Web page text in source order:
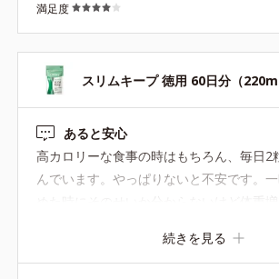
す。
満足度
スリムキープ 徳用 60日分（
あると安心
高カロリーな食事の時はもちろん、毎日2
んでいます。やっぱりないと不安です。
めた時にそのせいか分からないけど体重増
続きを見る